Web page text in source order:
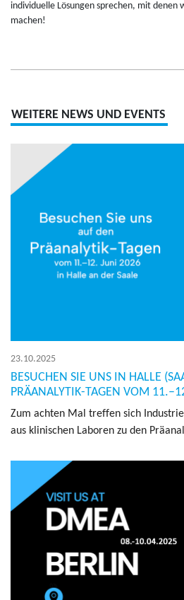
in­di­vi­du­el­le Lö­sun­gen spre­chen, mit
ma­chen!
WEITERE NEWS UND EVENTS
23.10.2025
BESUCHEN SIE UNS IN HALLE
PRÄANALYTIK-TAGEN VOM
Zum ach­ten Mal tref­fen sich
aus kli­ni­schen La­bo­ren zu den